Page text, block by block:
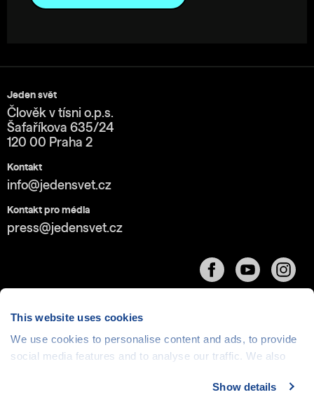
This website uses cookies
We use cookies to personalise content and ads, to provide
social media features and to analyse our traffic. We also
media, advertising and analytics partners who may
Show details
Jeden svět
Člověk v tísni o.p.s.
Šafaříkova 635/24
120 00 Praha 2
Kontakt
info@jedensvet.cz
Kontakt pro média
press@jedensvet.cz
Cookies| © 1999-2026 Člověk v tísni o.p.s., web běží